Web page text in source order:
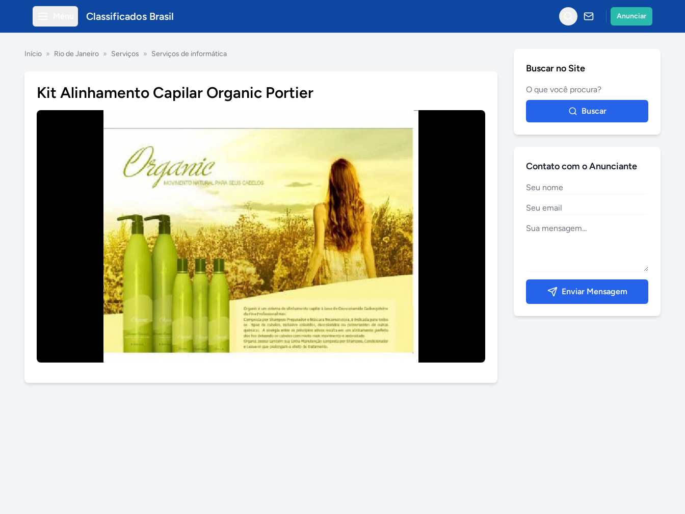
Classificados Brasil Anunciar
Início » Rio de Janeiro » Serviços » Serviços de informática
Kit Alinhamento Capilar Organic Portier
Buscar no Site
Buscar
Contato com o Anunciante
Enviar Mensagem